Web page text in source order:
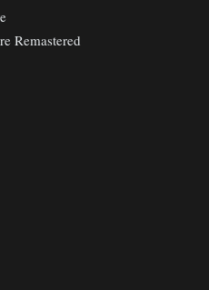
Remastered